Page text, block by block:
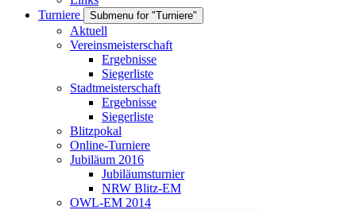
Turniere
Submenu for "Turniere"
Aktuell
Vereinsmeisterschaft
Ergebnisse
Siegerliste
Stadtmeisterschaft
Ergebnisse
Siegerliste
Blitzpokal
Online-Turniere
Jubiläum 2016
Jubiläumsturnier
NRW Blitz-EM
OWL-EM 2014